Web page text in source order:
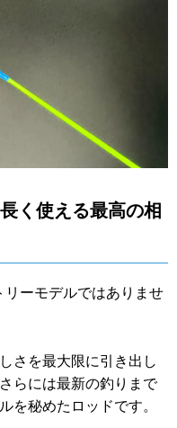
く使える最高の相
リーモデルではありませ
さを最大限に引き出し
らには最新の釣りまで
を秘めたロッドです。